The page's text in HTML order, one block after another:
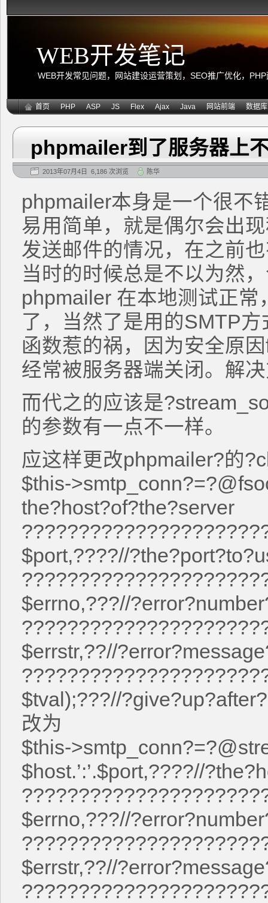
WEB开发笔记
WEB开发常见问题，网站建设运营策划，SEO推广优化，
首页 PHP ASP JS Flex Ajax Java 网站前端 数据库
phpmailer到了服务器上
2013年07月4日 6,186 次浏览 陈华
phpmailer本身是一个很不
易用简单，就是偶尔会出
发送邮件的情况，在之前
当时的时候总是不以为然
phpmailer 在本地测试正
了，当然了是用的SMTP
函数惹的祸，因为安全原
经常被服务器端关闭。解
而代之的应该是
的参数有一点不一样。
应这样更改phpmailer?的
$this-
the?host?of?the?server
$port,????//
$errno,???//
$errstr,??//
$tval);???//
改为
$this-
$host.’:’.$port,????//
$errno,???//
$errstr,??//